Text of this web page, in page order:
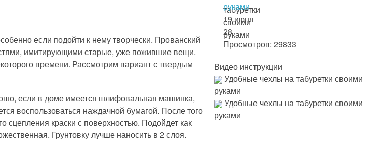
если подойти к нему творчески. Прованский
имитирующими старые, уже пожившие вещи.
времени. Рассмотрим вариант с твердым
если в доме имеется шлифовальная машинка,
воспользоваться наждачной бумагой. После того
сцепления краски с поверхностью. Подойдет как
Грунтовку лучше наносить в 2 слоя.
руками
19 июня
28
Просмотров: 29833
Видео инструкции
Удобные чехлы на табуретки своими
руками
Удобные чехлы на табуретки своими
руками